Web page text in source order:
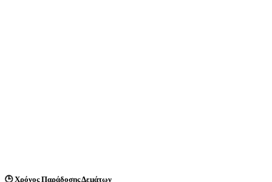
🕒Χρόνος Παράδοσης Δεμάτων